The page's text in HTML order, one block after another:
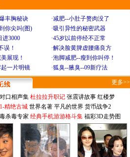
丰胸秘诀 ·减肥--小肚子赘肉没了
你尖叫(图) ·吸引异性的秘密武器
进3000 ·45岁以前停经不正常
误！ ·解决脸黄脾虚腰痛良方
展现！ ·泡脚减肥--瘦到你叫停！
一片明镜 ·狐臭--腋臭--09新疗法
更多>>
口相声集 杜拉拉升职记 张震讲故事 红楼梦
精绝古城 世界名著 平凡的世界 货币战争2
杀毒专家 经典手机游游格斗集 福彩3D走势图